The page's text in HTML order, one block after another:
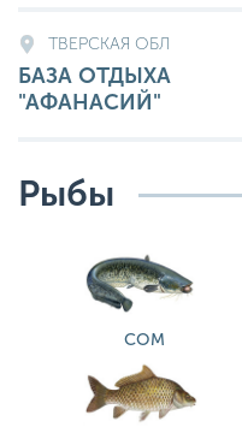
ТВЕРСКАЯ ОБЛ
БАЗА ОТДЫХА
"АФАНАСИЙ"
Рыбы
СОМ